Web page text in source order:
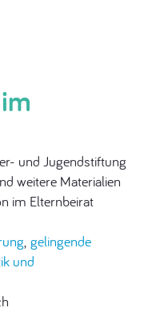
und Jugendstiftung
weitere Materialien
im Elternbeirat
, gelingende
und